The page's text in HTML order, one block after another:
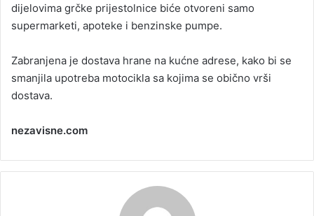
dijelovima grčke prijestolnice biće otvoreni samo
supermarketi, apoteke i benzinske pumpe.
Zabranjena je dostava hrane na kućne adrese, kako bi se
smanjila upotreba motocikla sa kojima se obično vrši
dostava.
nezavisne.com